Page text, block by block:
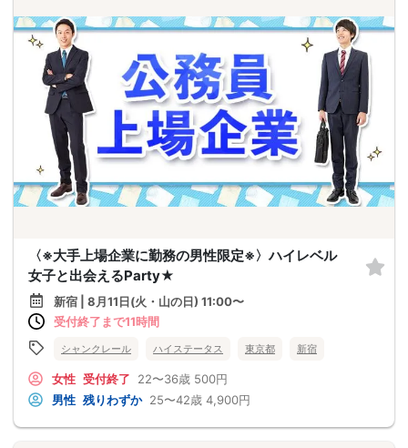
〈※大手上場企業に勤務の男性限定※〉ハイレベル
女子と出会えるParty★
新宿 | 8月11日(火・山の日) 11:00〜
受付終了まで11時間
シャンクレール ハイステータス 東京都 新宿
女性 受付終了 22〜36歳 500円
男性 残りわずか 25〜42歳 4,900円